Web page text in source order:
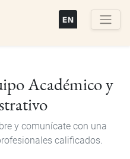
Académico y
y comunícate con una
calificados.